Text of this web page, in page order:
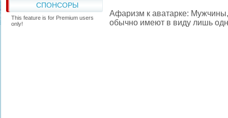
СПОНСОРЫ
This feature is for Premium users
only!
Афаризм к аватарке:
обычно имеют в виду лишь